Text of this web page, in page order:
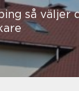
tak